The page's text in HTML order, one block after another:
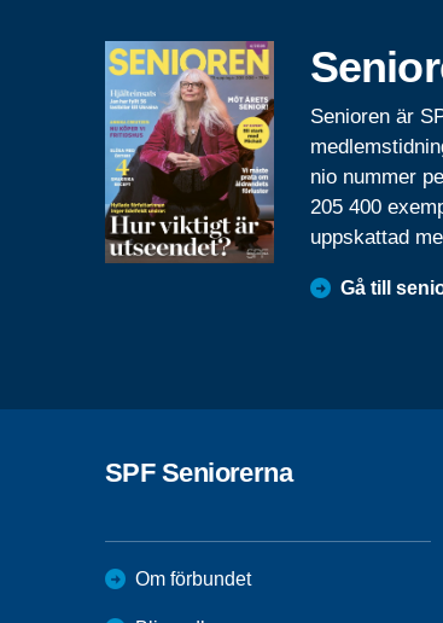
Senioren är
nio nummer
205 400
uppskattad
Gå till
SPF Seniorerna
Om förbundet